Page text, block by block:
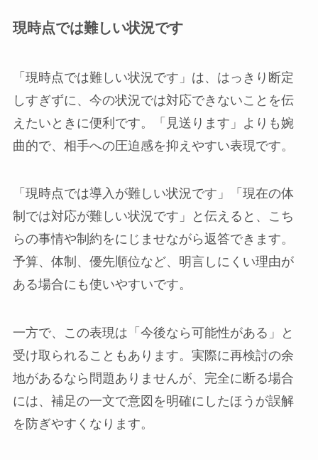
現時点では難しい状況です
「現時点では難しい状況です」は、はっきり断定
しすぎずに、今の状況では対応できないことを伝
えたいときに便利です。「見送ります」よりも婉
曲的で、相手への圧迫感を抑えやすい表現です。
「現時点では導入が難しい状況です」「現在の体
制では対応が難しい状況です」と伝えると、こち
らの事情や制約をにじませながら返答できます。
予算、体制、優先順位など、明言しにくい理由が
ある場合にも使いやすいです。
一方で、この表現は「今後なら可能性がある」と
受け取られることもあります。実際に再検討の余
地があるなら問題ありませんが、完全に断る場合
には、補足の一文で意図を明確にしたほうが誤解
を防ぎやすくなります。